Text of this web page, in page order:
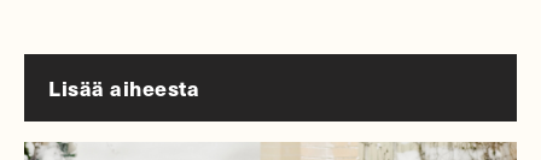
Lisää aiheesta